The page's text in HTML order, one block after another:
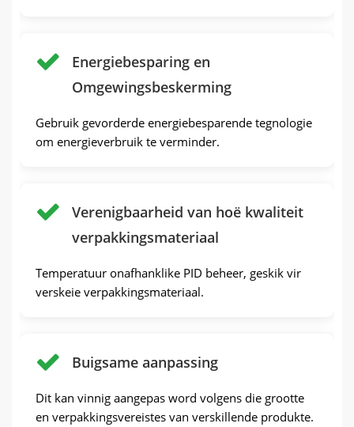
Energiebesparing en
Omgewingsbeskerming
Gebruik gevorderde energiebesparende tegnologie
om energieverbruik te verminder.
Verenigbaarheid van hoë kwaliteit
verpakkingsmateriaal
Temperatuur onafhanklike PID beheer, geskik vir
verskeie verpakkingsmateriaal.
Buigsame aanpassing
Dit kan vinnig aangepas word volgens die grootte
en verpakkingsvereistes van verskillende produkte.